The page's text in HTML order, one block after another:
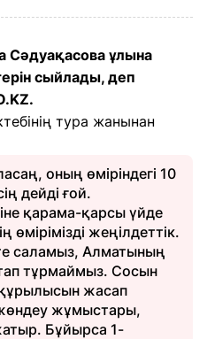
Сәдуақасова ұлына
сыйлады, деп
тура жанынан
оның өміріндегі 10
дейді ғой.
қарама-қарсы үйде
өмірімізді жеңілдеттік.
саламыз, Алматының
тұрмаймыз. Сосын
құрылысын жасап
жұмыстары,
Бұйырса 1-